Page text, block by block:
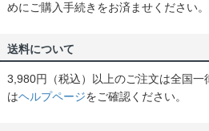
めにご購入手続きをお済ませください。
送料について
3,980円（税込）以上のご注文は全国一
はヘルプページをご確認ください。